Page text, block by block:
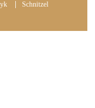
Schnitzel